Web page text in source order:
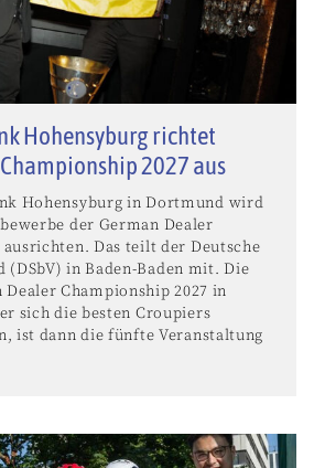
Hohensyburg richtet
2027 aus
Hohensyburg in Dortmund wird
der German Dealer
ausrichten. Das teilt der Deutsche
(DSbV) in Baden-Baden mit. Die
Championship 2027 in
sich die besten Croupiers
ist dann die fünfte Veranstaltung